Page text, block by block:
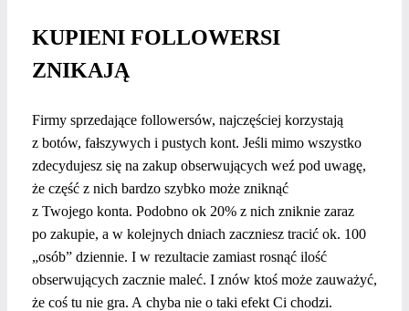
KUPIENI FOLLOWERSI
ZNIKAJĄ
Firmy sprzedające followersów, najczęściej korzystają
z botów, fałszywych i pustych kont. Jeśli mimo wszystko
zdecydujesz się na zakup obserwujących weź pod uwagę,
że część z nich bardzo szybko może zniknąć
z Twojego konta. Podobno ok 20% z nich zniknie zaraz
po zakupie, a w kolejnych dniach zaczniesz tracić ok. 100
„osób” dziennie. I w rezultacie zamiast rosnąć ilość
obserwujących zacznie maleć. I znów ktoś może zauważyć,
że coś tu nie gra. A chyba nie o taki efekt Ci chodzi.